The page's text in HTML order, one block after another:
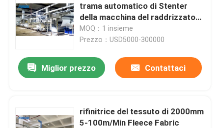
trama automatico di Stenter
della macchina del raddrizzatore
di Padder di 8 camere
MOQ：1 insieme
Prezzo：USD5000-300000
Miglior prezzo Contattaci
rifinitrice del tessuto di 2000mm
5-100m/Min Fleece Fabric